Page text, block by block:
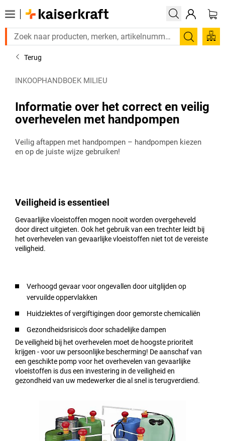
Zoeken
Terug
INKOOPHANDBOEK MILIEU
Informatie over het correct en veilig
overhevelen met handpompen
Veilig aftappen met handpompen – handpompen kiezen
en op de juiste wijze gebruiken!
Veiligheid is essentieel
Gevaarlijke vloeistoffen mogen nooit worden overgeheveld
door direct uitgieten. Ook het gebruik van een trechter leidt bij
het overhevelen van gevaarlijke vloeistoffen niet tot de vereiste
veiligheid.
Verhoogd gevaar voor ongevallen door uitglijden op
vervuilde oppervlakken
Huidziektes of vergiftigingen door gemorste chemicaliën
Gezondheidsrisico's door schadelijke dampen
De veiligheid bij het overhevelen moet de hoogste prioriteit
krijgen - voor uw persoonlijke bescherming! De aanschaf van
een geschikte pomp voor het overhevelen van gevaarlijke
vloeistoffen is dus een investering in de veiligheid en
gezondheid van uw medewerker die al snel is terugverdiend.